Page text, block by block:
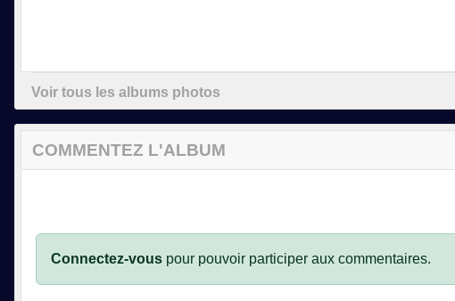
Voir tous les albums photos
COMMENTEZ L'ALBUM
Connectez-vous pour pouvoir participer aux commentaires.